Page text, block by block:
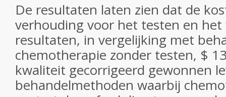
De resultaten laten zien dat de
verhouding voor het testen en
resultaten, in vergelijking met
chemotherapie zonder testen, $
kwaliteit gecorrigeerd gewonnen
behandelmethoden waarbij